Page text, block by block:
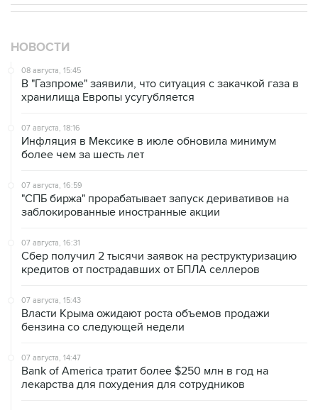
НОВОСТИ
08 августа, 15:45
В "Газпроме" заявили, что ситуация с закачкой газа в
хранилища Европы усугубляется
07 августа, 18:16
Инфляция в Мексике в июле обновила минимум
более чем за шесть лет
07 августа, 16:59
"СПБ биржа" прорабатывает запуск деривативов на
заблокированные иностранные акции
07 августа, 16:31
Сбер получил 2 тысячи заявок на реструктуризацию
кредитов от пострадавших от БПЛА селлеров
07 августа, 15:43
Власти Крыма ожидают роста объемов продажи
бензина со следующей недели
07 августа, 14:47
Bank of America тратит более $250 млн в год на
лекарства для похудения для сотрудников